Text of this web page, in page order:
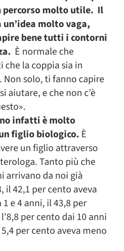
percorso molto utile. Il
molto vaga,
bene tutti i contorni
È normale che
che la coppia sia in
solo, ti fanno capire
aiutare, e che non c’è
infatti è molto
figlio biologico. È
un figlio attraverso
Tanto più che
arrivano da noi già
il 42,1 per cento aveva
e 4 anni, il 43,8 per
per cento dai 10 anni
per cento aveva meno